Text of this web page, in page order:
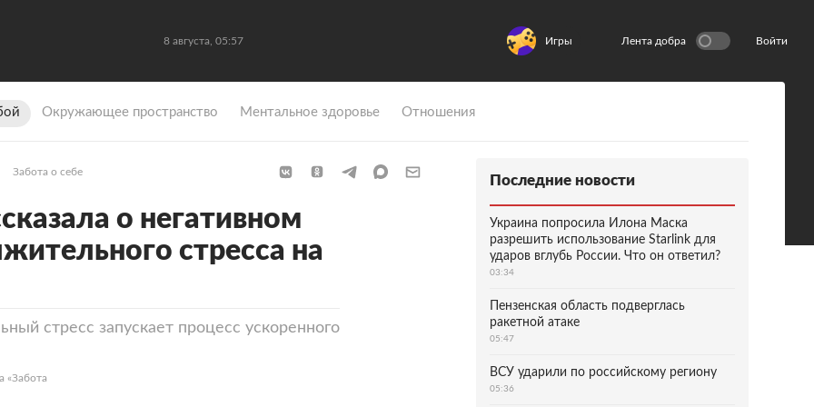
8 августа, 05:57 Игры Лента добра Войти
Окружающее пространство Ментальное здоровье Отношения
Забота о себе
о негативном
стресса на
стресс запускает процесс ускоренного
«Забота
Последние новости
Украина попросила Илона Маска
разрешить использование Starlink для
ударов вглубь России. Что он ответил?
03:34
Пензенская область подверглась
ракетной атаке
05:47
ВСУ ударили по российскому региону
05:36